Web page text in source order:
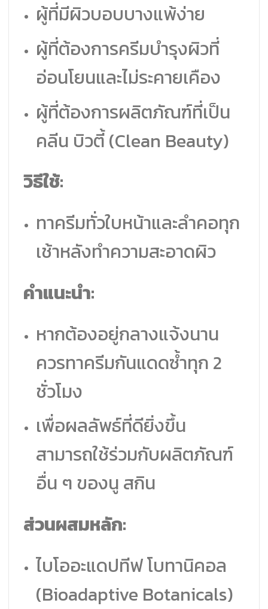
ผู้ที่มีผิวบอบบางแพ้ง่าย
ผู้ที่ต้องการครีมบำรุงผิวที่
อ่อนโยนและไม่ระคายเคือง
ผู้ที่ต้องการผลิตภัณฑ์ที่เป็น
คลีน บิวตี้ (Clean Beauty)
วิธีใช้:
ทาครีมทั่วใบหน้าและลำคอทุก
เช้าหลังทำความสะอาดผิว
คำแนะนำ:
หากต้องอยู่กลางแจ้งนาน
ควรทาครีมกันแดดซ้ำทุก 2
ชั่วโมง
เพื่อผลลัพธ์ที่ดียิ่งขึ้น
สามารถใช้ร่วมกับผลิตภัณฑ์
อื่น ๆ ของนู สกิน
ส่วนผสมหลัก:
ไบโออะแดปทีฟ โบทานิคอล
(Bioadaptive Botanicals)